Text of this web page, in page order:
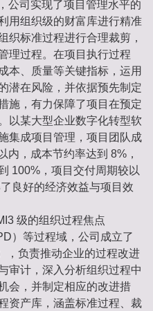
公司实现了项目管理水平的
用组织级的财富库进行精准
织标准过程进行合理裁剪，
理过程。在项目执行过程
本、质量等关键指标，运用
潜在风险，并依据预先制定
施，有力保障了项目在预定
以某大型企业数字化转型软
集成项目管理，项目团队成
内，成本节约率达到 8%，
100%，项目交付周期较以
良好的经济效益与项目效
级的组织过程焦点
）等过程域，公司成立了
，负责推动企业的过程改进
审计，深入分析组织过程中
会，并制定相应的改进措
资产库，涵盖标准过程、裁